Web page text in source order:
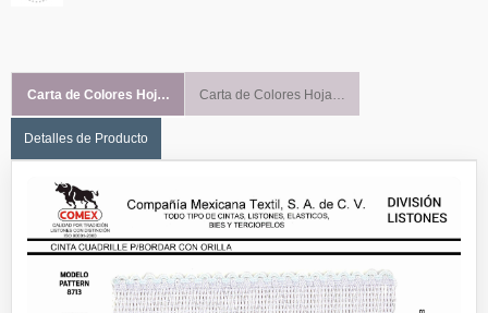
Carta de Colores Hoja #1 Carta de Colores Hoja #2
Detalles de Producto